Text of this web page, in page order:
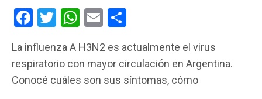
F
ce
b
T
tt
er
W
at
s
E
ail m
p
La influenza A H3N2 es actualmente el virus
respiratorio con mayor circulación en Argentina.
Conocé cuáles son sus síntomas, cómo